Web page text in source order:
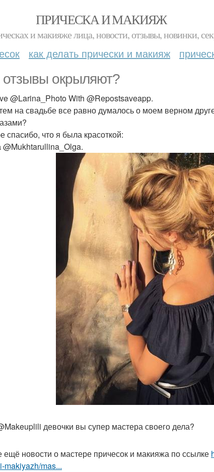
ПРИЧЕСКА И МАКИЯЖ
и макияже лица, новости, отзывы, новинки,
как делать прически и макияж
отзывы окрыляют?
@Larina_Photo With @Repostsaveapp.
на свадьбе все равно думалось о моем верном
спасибо, что я была красоткой:
@Mukhtarullina_Olga.
девочки вы супер мастера своего дела?
ещё новости о мастере причесок и макияжа по ссылке
makiyazh/mas...